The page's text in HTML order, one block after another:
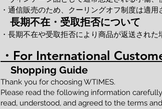
・通信販売のため、クーリングオフ制度は適用
長期不在・受取拒否について
・長期不在や受取拒否により商品が返送され
・For International
Shopping Guide
Thank you for choosing WTIMES.
Please read the following information
read, understood, and agreed to the terms